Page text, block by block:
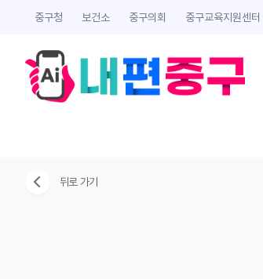
중구청 보건소 중구의회 중구교육지원센터
뒤로 가기